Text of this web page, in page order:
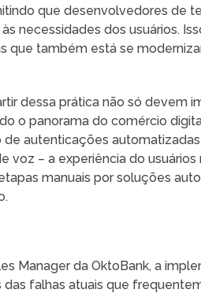
que desenvolvedores de
necessidades dos usuários.
que também está se
dessa prática não só devem
o panorama do comércio
autenticações
voz – a experiência do usuários
manuais por soluções
Manager da OktoBank, a
falhas atuais que